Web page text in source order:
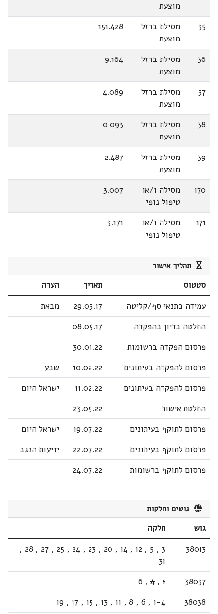
מוצעת
35
מסילת ברזל
מוצעת
151.428
36
מסילת ברזל
מוצעת
9.164
37
מסילת ברזל
מוצעת
4.089
38
מסילת ברזל
מוצעת
0.093
39
מסילת ברזל
מוצעת
2.487
170
מסילה ו/או
טיפול נופי
3.007
171
מסילה ו/או
טיפול נופי
3.171
תהליך אישור
סטטוס תאריך
הערה
עמידה בתנאי סף/קליטה
29.03.17
מבאת
החלטה בדיון בהפקדה
08.05.17
פרסום הפקדה ברשומות
30.01.22
פרסום להפקדה בעיתונים
10.02.22
שבע
פרסום להפקדה בעיתונים
11.02.22
ישראל היום
החלטת אישור
23.05.22
פרסום לתוקף בעיתונים
19.07.22
ישראל היום
פרסום לתוקף בעיתונים
22.07.22
ידיעות הנגב
פרסום לתוקף ברשומות
24.07.22
גושים וחלקות
גוש
חלקה
38013
3
,
5
,
12
,
14
,
20
,
23
,
24
,
25
,
27
,
28
,
31
38037
1
,
4
,
6
38038
1-4
,
6
,
8
,
11
,
13
,
15
,
17
,
19